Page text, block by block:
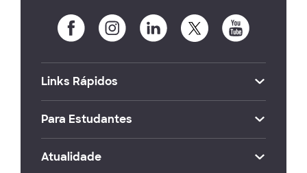
Links Rápidos
Para Estudantes
Atualidade